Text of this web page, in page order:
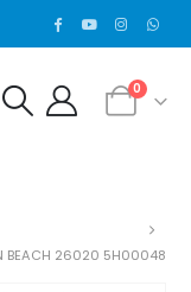
0
BEACH 26020 5H00048